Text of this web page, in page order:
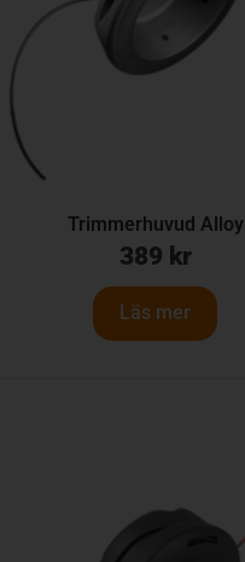
Trimmerhuvud Alloy
389 kr
Läs mer